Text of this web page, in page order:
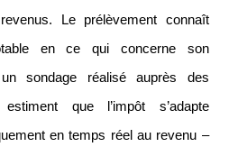
Le prélèvement connaît
en ce qui concerne son
sondage réalisé auprès des
estiment que l’impôt s’adapte
en temps réel au revenu –